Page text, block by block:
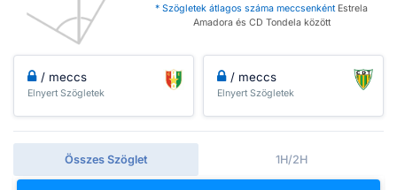
* Szögletek átlagos száma meccsenkéntEstrela
Amadora és CD Tondela között
/ meccs
Elnyert Szögletek
/ meccs
Elnyert Szögletek
Összes Szöglet 1H/2H